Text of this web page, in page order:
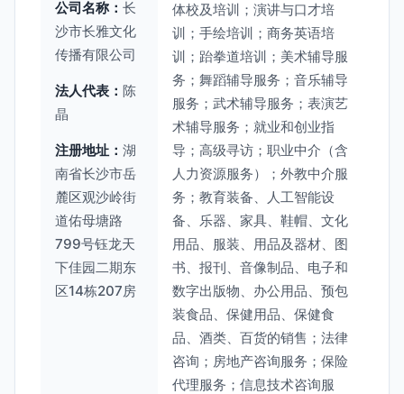
公司名称： 长
沙市长雅文化
传播有限公司
法人代表： 陈
晶
注册地址： 湖
南省长沙市岳
麓区观沙岭街
道佑母塘路
799号钰龙天
下佳园二期东
区14栋207房
体校及培训；演讲与口才培
训；手绘培训；商务英语培
训；跆拳道培训；美术辅导服
务；舞蹈辅导服务；音乐辅导
服务；武术辅导服务；表演艺
术辅导服务；就业和创业指
导；高级寻访；职业中介（含
人力资源服务）；外教中介服
务；教育装备、人工智能设
备、乐器、家具、鞋帽、文化
用品、服装、用品及器材、图
书、报刊、音像制品、电子和
数字出版物、办公用品、预包
装食品、保健用品、保健食
品、酒类、百货的销售；法律
咨询；房地产咨询服务；保险
代理服务；信息技术咨询服